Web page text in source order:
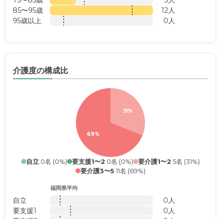
85〜95歳
12人
95歳以上
0人
介護度の構成比
31%
69%
自立 0名 (0%) 要支援1〜2 0名 (0%) 要介護1〜2 5名 (31%)
要介護3〜5 11名 (69%)
福岡県平均
自立
0人
要支援1
0人